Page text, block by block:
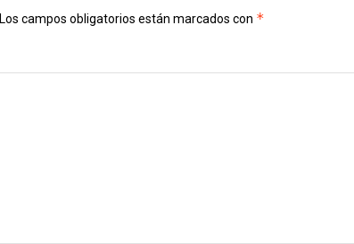
Los campos obligatorios están marcados con *